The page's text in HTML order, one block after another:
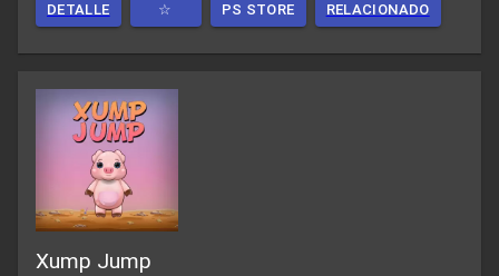
DETALLE ☆ PS STORE RELACIONADO
Xump Jump